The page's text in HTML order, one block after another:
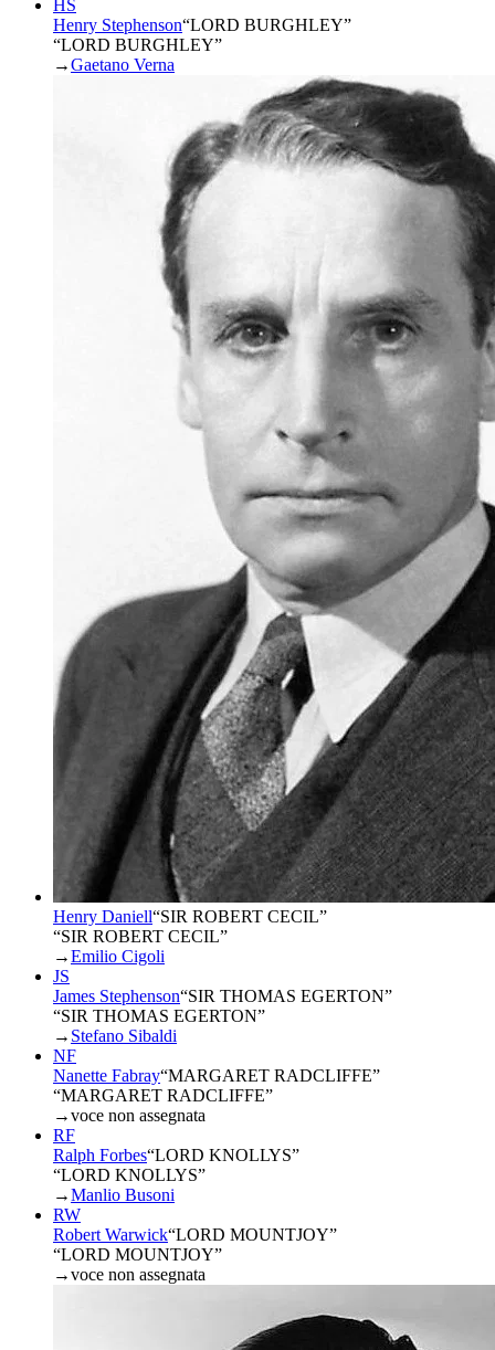
HS
Henry Stephenson“LORD BURGHLEY”
“LORD BURGHLEY”
→Gaetano Verna
Henry Daniell“SIR ROBERT CECIL”
“SIR ROBERT CECIL”
→Emilio Cigoli
JS
James Stephenson“SIR THOMAS EGERTON”
“SIR THOMAS EGERTON”
→ Stefano Sibaldi
NF
Nanette Fabray“MARGARET RADCLIFFE”
“MARGARET RADCLIFFE”
→voce non assegnata
RF
Ralph Forbes“LORD KNOLLYS”
“LORD KNOLLYS”
→Manlio Busoni
RW
Robert Warwick“LORD MOUNTJOY”
“LORD MOUNTJOY”
→voce non assegnata